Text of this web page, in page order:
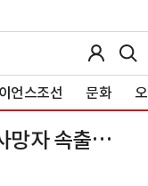
언스조선 문화
망자 속출…